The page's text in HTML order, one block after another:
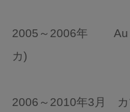
2005～2006年 Au
カ)
2006～2010年3月 カ